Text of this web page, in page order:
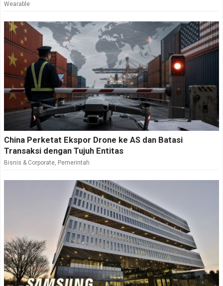
Wearable
China Perketat Ekspor Drone ke AS dan Batasi
Transaksi dengan Tujuh Entitas
Bisnis & Corporate, Pemerintah